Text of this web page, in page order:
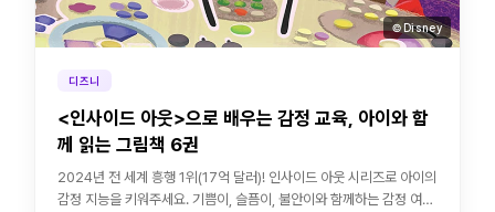
© Disney
디즈니
<인사이드 아웃>으로 배우는 감정 교육, 아이와 함
께 읽는 그림책 6권
2024년 전 세계 흥행 1위(17억 달러)! 인사이드 아웃 시리즈로 아이의
감정 지능을 키워주세요. 기쁨이, 슬픔이, 불안이와 함께하는 감정 여행